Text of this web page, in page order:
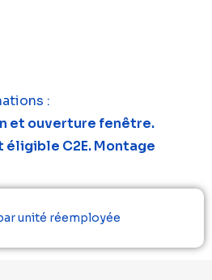
:
et ouverture fenêtre.
C2E. Montage
unité réemployée